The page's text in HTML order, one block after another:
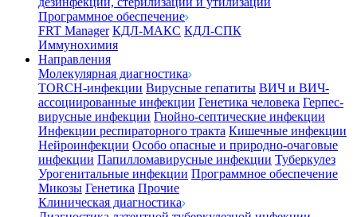
Программное обеспечение
FRT Manager КДЛ-МАКС КДЛ-СПК
Иммунохимия
Направления
Молекулярная диагностика
TORCH-инфекции Вирусные гепатиты ВИЧ и ВИЧ-
ассоциированные инфекции Генетика человека Герпес-
вирусные инфекции Гнойно-септические инфекции
Инфекции респираторного тракта Кишечные инфекции
Нейроинфекции Особо опасные и природно-очаговые
инфекции Папилломавирусные инфекции Туберкулез
Урогенитальные инфекции Программное обеспечение
Микозы Генетика Прочие
Клиническая диагностика